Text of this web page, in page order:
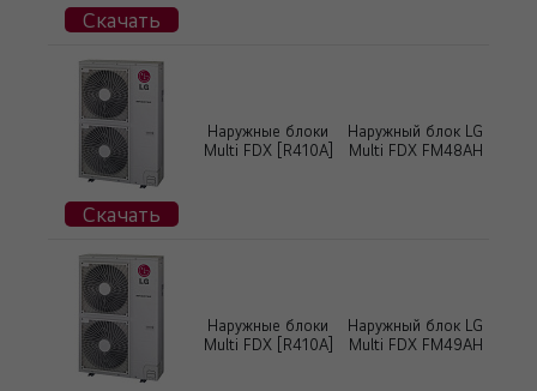
Скачать
Скачать
Наружные блоки
Multi FDX [R410A]
Наружный блок LG
Multi FDX FM48AH
Наружные блоки
Multi FDX [R410A]
Наружный блок LG
Multi FDX FM49AH